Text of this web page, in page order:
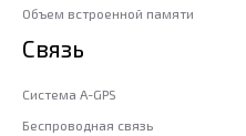
Объем встроенной памяти
Связь
Система A-GPS
Беспроводная связь